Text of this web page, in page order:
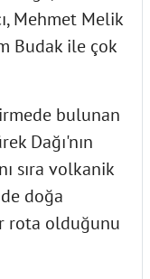
Mehmet Melik
Budak ile çok
bulunan
Dağı'nın
sıra volkanik
doğa
rota olduğunu